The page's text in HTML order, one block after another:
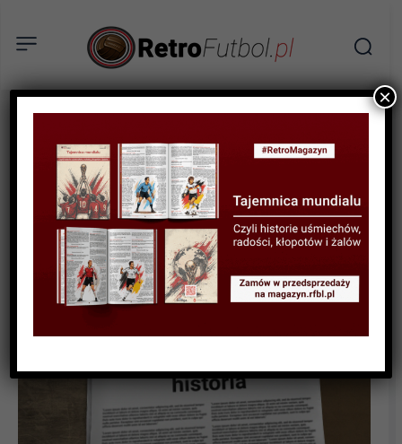
HISTORIA LIG I KLUBÓW
Junak Drohybycz i
Karpatczycy
×